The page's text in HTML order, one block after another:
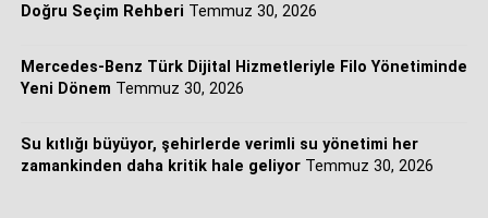
Doğru Seçim Rehberi Temmuz 30, 2026
Mercedes-Benz Türk Dijital Hizmetleriyle Filo Yönetiminde
Yeni Dönem Temmuz 30, 2026
Su kıtlığı büyüyor, şehirlerde verimli su yönetimi her
zamankinden daha kritik hale geliyor Temmuz 30, 2026